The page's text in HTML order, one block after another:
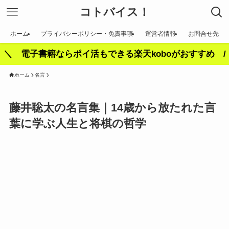
コトバイス！
ホーム プライバシーポリシー・免責事項 運営者情報 お問合せ先
＼ 電子書籍ならポイ活もできる楽天koboがおすすめ /
ホーム 名言
藤井聡太の名言集｜14歳から放たれた言
葉に学ぶ人生と将棋の哲学